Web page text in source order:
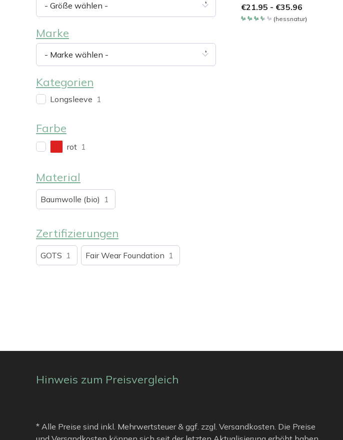
€21.95 - €35.96
(hessnatur)
- Größe wählen -
Marke
- Marke wählen -
Kategorien
Longsleeve 1
Farbe
rot 1
Material
Baumwolle (bio) 1
Zertifizierungen
GOTS 1 Fair Wear Foundation 1
Hinweis zum Preisvergleich
* Alle Preise sind inkl. Mehrwertsteuer & ggf. zzgl. Versandkosten. Die Preise